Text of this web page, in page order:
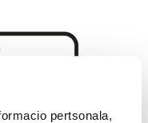
pertsonala,